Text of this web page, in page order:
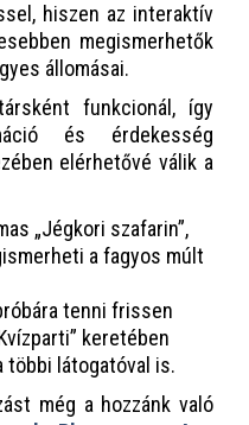
hiszen az interaktív
megismerhetők
állomásai.
funkcionál, így
és érdekesség
elérhetővé válik a
„Jégkori szafarin”,
a fagyos múlt
tenni frissen
keretében
többi látogatóval is.
még a hozzánk való